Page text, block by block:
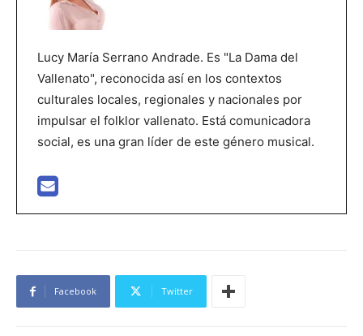
Lucy María Serrano Andrade. Es "La Dama del
Vallenato", reconocida así en los contextos
culturales locales, regionales y nacionales por
impulsar el folklor vallenato. Está comunicadora
social, es una gran líder de este género musical.
Facebook Twitter